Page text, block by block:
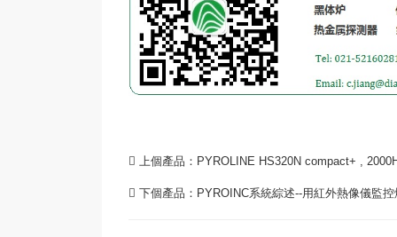
上個產品： PYROLINE HS320N compact+ ,
下個產品： PYROINC系統綜述--用紅外熱像儀監